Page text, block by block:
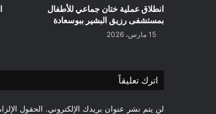
انطلاق عملية ختان جماعي للأطفال
بمستشفى رزيق البشير ببوسعادة
15 مارس، 2026
اترك تعليقاً
لن يتم نشر عنوان بريدك الإلكتروني. الحقول